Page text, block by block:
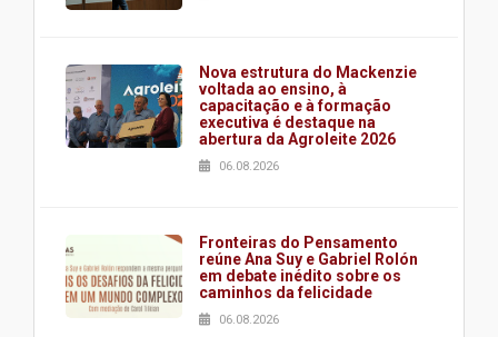
Nova estrutura do Mackenzie
voltada ao ensino, à
capacitação e à formação
executiva é destaque na
abertura da Agroleite 2026
06.08.2026
Fronteiras do Pensamento
reúne Ana Suy e Gabriel Rolón
em debate inédito sobre os
caminhos da felicidade
06.08.2026